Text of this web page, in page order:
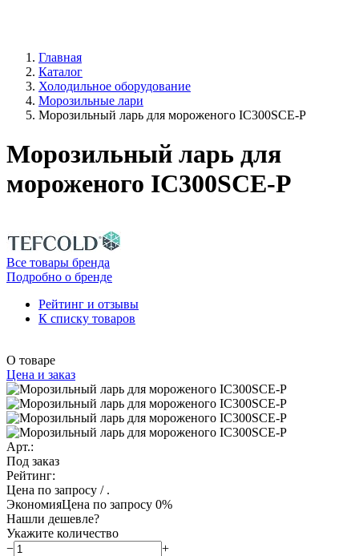
Главная
Каталог
Холодильное оборудование
Морозильные лари
Морозильный ларь для мороженого IC300SCE-P
Морозильный ларь для
мороженого IC300SCE-P
Все товары бренда
Подробно о бренде
Рейтинг и отзывы
К списку товаров
О товаре
Цена и заказ
Арт.:
Под заказ
Рейтинг:
Цена по запросу / .
ЭкономияЦена по запросу 0%
Нашли дешевле?
Укажите количество
−
+